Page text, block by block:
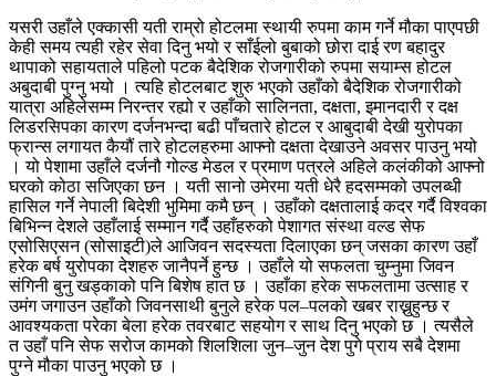
यसरी उहाँले एक्कासी यती राम्रो होटलमा स्थायी रुपमा काम गर्ने मौका पाएपछी
केही समय त्यही रहेर सेवा दिनु भयो र साँईलो बुबाको छोरा दाई रण बहादुर
थापाको सहायताले पहिलो पटक बैदेशिक रोजगारीको रुपमा सयाम्स होटल
अबुदाबी पुग्नु भयो । त्यहि होटलबाट शुरु भएको उहाँको बैदेशिक रोजगारीको
यात्रा अहिलेसम्म निरन्तर रह्यो र उहाँको सालिनता, दक्षता, इमानदारी र दक्ष
लिडरसिपका कारण दर्जनभन्दा बढी पाँचतारे होटल र आबुदाबी देखी युरोपका
फ्रान्स लगायत कैयौं तारे होटलहरुमा आफ्नो दक्षता देखाउने अवसर पाउनु भयो
। यो पेशामा उहाँले दर्जनौ गोल्ड मेडल र प्रमाण पत्रले अहिले कलंकीको आफ्नो
घरको कोठा सजिएका छन । यती सानो उमेरमा यती धेरै हदसम्मको उपलब्धी
हासिल गर्ने नेपाली बिदेशी भुमिमा कमै छन् । उहाँको दक्षतालाई कदर गर्दै विश्वका
बिभिन्न देशले उहाँलाई सम्मान गर्दै उहाँहरुको पेशागत संस्था वल्ड सेफ
एसोसिएसन (सोसाइटी)ले आजिवन सदस्यता दिलाएका छन् जसका कारण उहाँ
हरेक बर्ष युरोपका देशहरु जानैपर्ने हुन्छ । उहाँले यो सफलता चुम्नुमा जिवन
संगिनी बुनु खड्काको पनि बिशेष हात छ । उहाँका हरेक सफलतामा उत्साह र
उमंग जगाउन उहाँको जिवनसाथी बुनुले हरेक पल–पलको खबर राख्नुहुन्छ र
आवश्यकता परेका बेला हरेक तवरबाट सहयोग र साथ दिनु भएको छ । त्यसैले
त उहाँ पनि सेफ सरोज कामको शिलशिला जुन–जुन देश पुगे प्राय सबै देशमा
पुग्ने मौका पाउनु भएको छ ।